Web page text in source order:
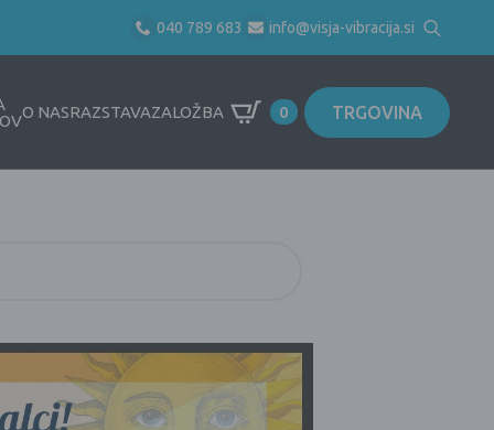
040 789 683 info@visja-vibracija.si
Search
for:
O NASRAZSTAVAZALOŽBA 0 TRGOVINA